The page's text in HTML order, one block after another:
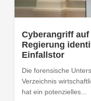
Cyberangriff
Regierung
Einfallstor
Die forensische
Verzeichnis
hat ein potenzielles...